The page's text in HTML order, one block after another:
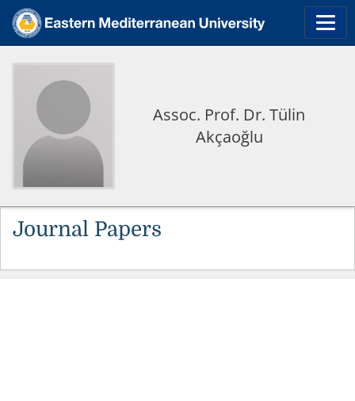
Assoc. Prof. Dr. Tülin
Akçaoğlu
Journal Papers